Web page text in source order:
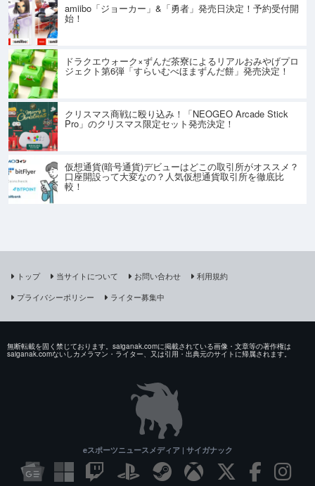
amiibo「ジョーカー」&「勇者」発売日決定！予約受付開
始！
ドラクエウォーク×ずんだ茶寮によるリアルおみやげプロ
ジェクト第6弾「すらいむべほまずんだ餅」発売決定！
クリスマス商戦に殴り込み！「NEOGEO Arcade Stick
Pro」のクリスマス限定セット発売決定！
仮想通貨(暗号通貨)デビューはどこの取引所がオススメ？
口座開設って大変なの？人気仮想通貨取引所を徹底比
較！
トップ 当サイトについて お問い合わせ
利用規約
プライバシーポリシー
ライター募集中
無断転載を固く禁じております。saiganak.comに掲載されている画像・文章等の著作権は
saiganak.comないしカメラマン・ライター、又は引用・出典元のサイトに帰属されます。
eスポーツニュースメディア | サイガナック